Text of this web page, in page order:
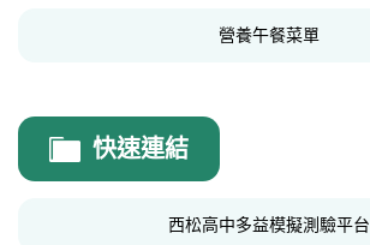
營養午餐菜單
快速連結
西松高中多益模擬測驗平台